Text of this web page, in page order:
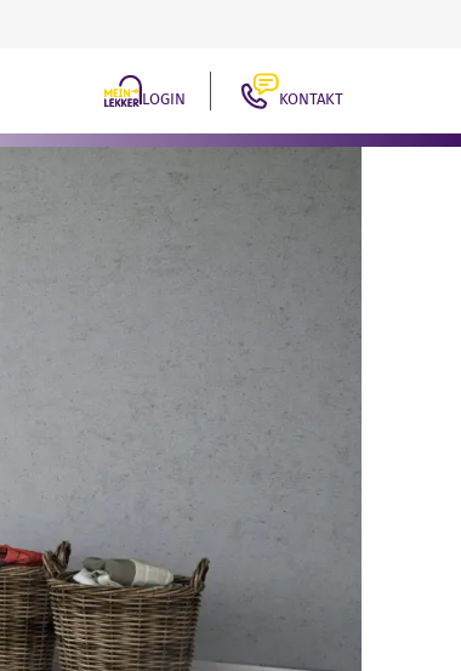
LOGIN KONTAKT